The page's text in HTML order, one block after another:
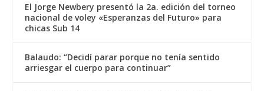
El Jorge Newbery presentó la 2a. edición del torneo
nacional de voley «Esperanzas del Futuro» para
chicas Sub 14
Balaudo: “Decidí parar porque no tenía sentido
arriesgar el cuerpo para continuar”